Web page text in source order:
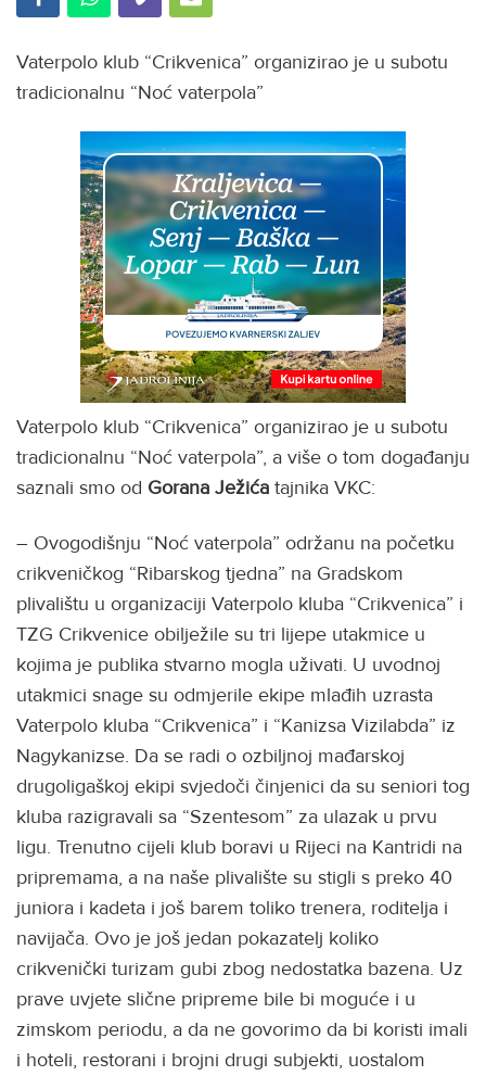
Vaterpolo klub “Crikvenica” organizirao je u subotu
tradicionalnu “Noć vaterpola”
Vaterpolo klub “Crikvenica” organizirao je u subotu
tradicionalnu “Noć vaterpola”, a više o tom događanju
saznali smo od Gorana Ježića tajnika VKC:
– Ovogodišnju “Noć vaterpola” održanu na početku
crikveničkog “Ribarskog tjedna” na Gradskom
plivalištu u organizaciji Vaterpolo kluba “Crikvenica” i
TZG Crikvenice obilježile su tri lijepe utakmice u
kojima je publika stvarno mogla uživati. U uvodnoj
utakmici snage su odmjerile ekipe mlađih uzrasta
Vaterpolo kluba “Crikvenica” i “Kanizsa Vizilabda” iz
Nagykanizse. Da se radi o ozbiljnoj mađarskoj
drugoligaškoj ekipi svjedoči činjenici da su seniori tog
kluba razigravali sa “Szentesom” za ulazak u prvu
ligu. Trenutno cijeli klub boravi u Rijeci na Kantridi na
pripremama, a na naše plivalište su stigli s preko 40
juniora i kadeta i još barem toliko trenera, roditelja i
navijača. Ovo je još jedan pokazatelj koliko
crikvenički turizam gubi zbog nedostatka bazena. Uz
prave uvjete slične pripreme bile bi moguće i u
zimskom periodu, a da ne govorimo da bi koristi imali
i hoteli, restorani i brojni drugi subjekti, uostalom